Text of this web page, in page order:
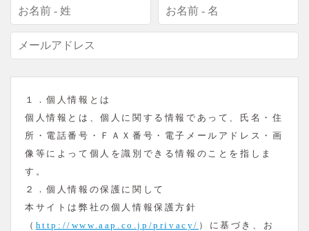
１．個人情報とは
個人情報とは、個人に関する情報であって、氏名・住
所・電話番号・ＦＡＸ番号・電子メールアドレス・画
像等によって個人を識別できる情報のことを指しま
す。
２．個人情報の保護に関して
本サイトは弊社の個人情報保護方針
（ http://www.aap.co.jp/privacy/ ）に基づき、お